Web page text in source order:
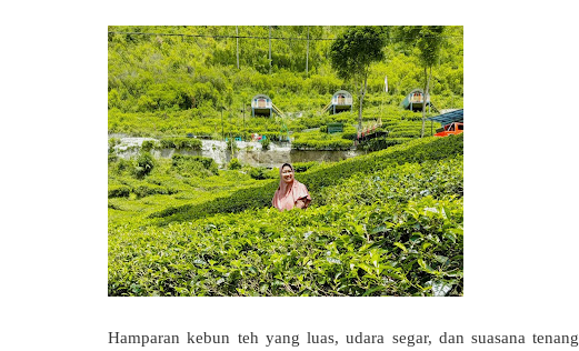
Hamparan kebun teh yang luas, udara segar, dan suasana